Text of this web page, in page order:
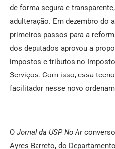
de forma segura e
adulteração. Em dezembro do
primeiros passos para a
dos deputados aprovou a
impostos e tributos no
Serviços. Com isso, essa
facilitador nesse novo
O Jornal da USP No Ar
Ayres Barreto, do